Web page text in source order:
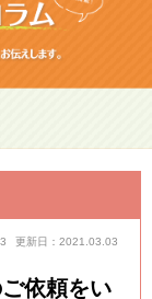
更新日：2021.03.03
依頼をい